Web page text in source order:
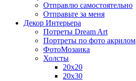
Отправлю самостоятельно
Отправьте за меня
Декор Интерьера
Потреты Dream Art
Портреты по фото акрилом
ФотоМозаика
Холсты
20х20
20х30